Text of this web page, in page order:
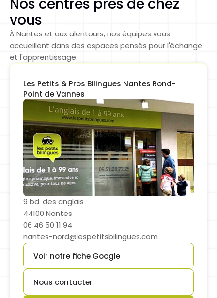
Nos centres près de chez
vous
À Nantes et aux alentours, nos équipes vous
accueillent dans des espaces pensés pour l'échange
et l'apprentissage.
Les Petits & Pros Bilingues Nantes Rond-
Point de Vannes
9 bd. des anglais
44100 Nantes
06 46 50 11 94
nantes-nord@lespetitsbilingues.com
Voir notre fiche Google
Button
Nous contacter
Button